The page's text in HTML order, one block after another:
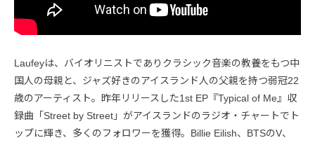
Laufeyは、バイオリニストでありクラシック音楽の教養をもつ中
国人の母親と、ジャズ好きのアイスランド人の父親を持つ弱冠22
歳のアーティスト。昨年リリースした1st EP『Typical of Me』収
録曲「Street by Street」がアイスランドのラジオ・チャートでト
ップに輝き、多くのフォロワーを獲得。Billie Eilish、BTSのV、